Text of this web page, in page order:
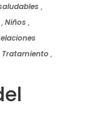
,
,Niños ,
Tratamiento,